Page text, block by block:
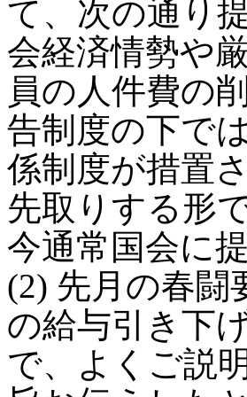
て、次の通り
会経済情勢や
員の人件費の
告制度の下で
係制度が措置
先取りする形
今通常国会に
(2) 先月の春闘
の給与引き下
で、よくご説